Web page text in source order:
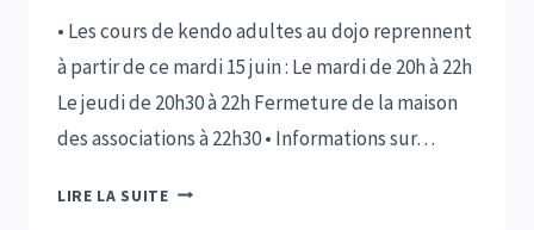
• Les cours de kendo adultes au dojo reprennent
à partir de ce mardi 15 juin : Le mardi de 20h à 22h
Le jeudi de 20h30 à 22h Fermeture de la maison
des associations à 22h30 • Informations sur…
LIRE LA SUITEMARDI